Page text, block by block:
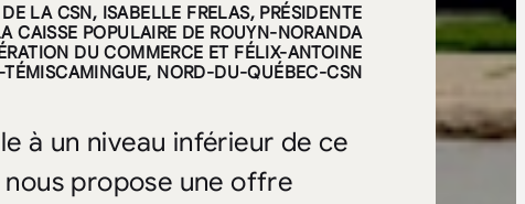
LA CSN, ISABELLE FRELAS, PRÉSIDENTE
CAISSE POPULAIRE DE ROUYN-NORANDA
DU COMMERCE ET FÉLIX-ANTOINE
NORD-DU-QUÉBEC-CSN
à un niveau inférieur de ce
propose une offre